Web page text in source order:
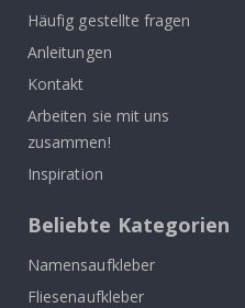
Häufig gestellte fragen
Anleitungen
Kontakt
Arbeiten sie mit uns
zusammen!
Inspiration
Beliebte Kategorien
Namensaufkleber
Fliesenaufkleber